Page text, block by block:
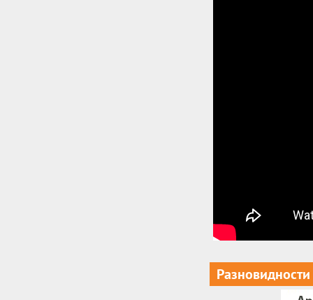
Разновидности